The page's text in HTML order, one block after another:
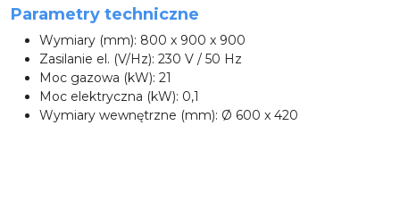
Parametry techniczne
Wymiary (mm): 800 x 900 x 900
Zasilanie el. (V/Hz): 230 V / 50 Hz
Moc gazowa (kW): 21
Moc elektryczna (kW): 0,1
Wymiary wewnętrzne (mm): Ø 600 x 420